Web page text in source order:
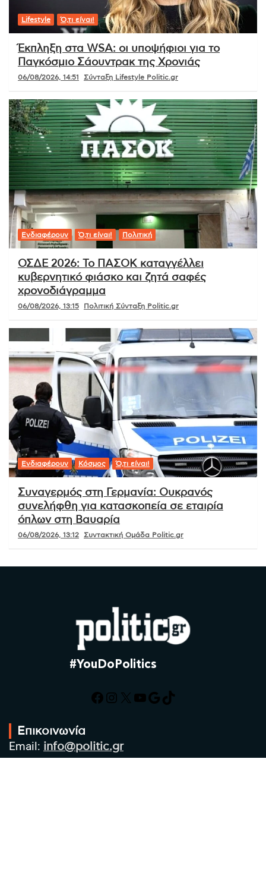
Lifestyle Ό,τι είναι!
Έκπληξη στα WSA: οι υποψήφιοι για το
Παγκόσμιο Σάουντρακ της Χρονιάς
06/08/2026, 14:51 Σύνταξη Lifestyle Politic.gr
Ενδιαφέρουν Ό,τι είναι! Πολιτική
ΟΣΔΕ 2026: Το ΠΑΣΟΚ καταγγέλλει
κυβερνητικό φιάσκο και ζητά σαφές
χρονοδιάγραμμα
06/08/2026, 13:15 Πολιτική Σύνταξη Politic.gr
Ενδιαφέρουν Κόσμος Ό,τι είναι!
Συναγερμός στη Γερμανία: Ουκρανός
συνελήφθη για κατασκοπεία σε εταιρία
όπλων στη Βαυαρία
06/08/2026, 13:12 Συντακτική Ομάδα Politic.gr
#YouDoPolitics
Facebook
Instagram
X YouTube
Google
TikTok
Επικοινωνία
Email: info@politic.gr
Τηλ: